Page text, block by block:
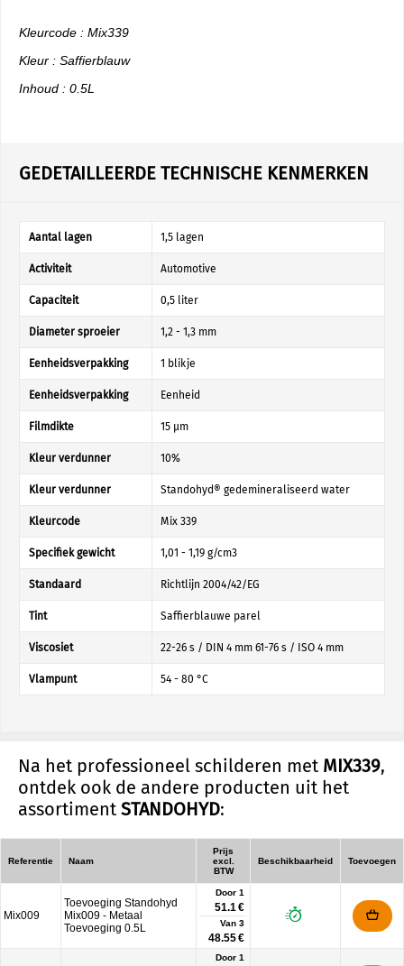
Kleurcode : Mix339
Kleur : Saffierblauw
Inhoud : 0.5L
GEDETAILLEERDE TECHNISCHE KENMERKEN
Aantal lagen 1,5 lagen
Activiteit Automotive
Capaciteit 0,5 liter
Diameter sproeier 1,2 - 1,3 mm
Eenheidsverpakking 1 blikje
Eenheidsverpakking Eenheid
Filmdikte 15 µm
Kleur verdunner 10%
Kleur verdunner Standohyd® gedemineraliseerd water
Kleurcode Mix 339
Specifiek gewicht 1,01 - 1,19 g/cm3
Standaard Richtlijn 2004/42/EG
Tint Saffierblauwe parel
Viscosiet 22-26 s / DIN 4 mm 61-76 s / ISO 4 mm
Vlampunt 54 - 80 °C
Na het professioneel schilderen met MIX339,
ontdek ook de andere producten uit het
assortiment STANDOHYD:
Referentie Naam
Prijs
excl.
BTW
Beschikbaarheid Toevoegen
Mix009
Toevoeging Standohyd
Mix009 - Metaal
Toevoeging 0.5L
Door 1
51.1 €
Van 3
48.55 €
Door 1